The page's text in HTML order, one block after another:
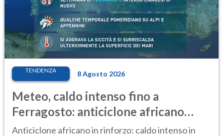
TENDENZA 8 Agosto 2026
Meteo, caldo intenso fino a
Ferragosto: anticiclone africano
ancora protagonista
Anticiclone africano in rinforzo: caldo intenso in